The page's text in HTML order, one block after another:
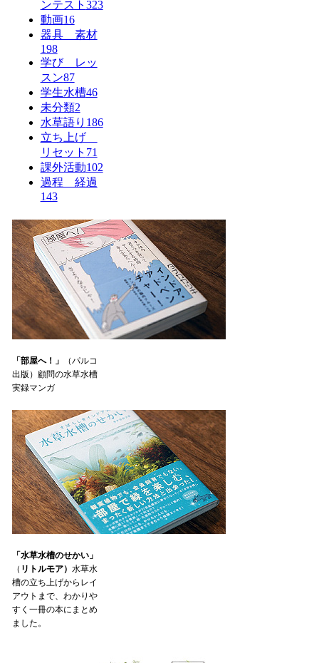
ンテスト 323
動画16
器具 素材
198
学び レッ
スン87
学生水槽46
未分類2
水草語り 186
立ち上げ
リセット 71
課外活動102
過程 経過
143
「部屋へ！」
（パルコ
出版）顧問の水草水槽
実録マンガ
「水草水槽のせかい」
（ リトルモア） 水草水
槽の立ち上げからレイ
アウトまで、わかりや
すく一冊の本にまとめ
ました。